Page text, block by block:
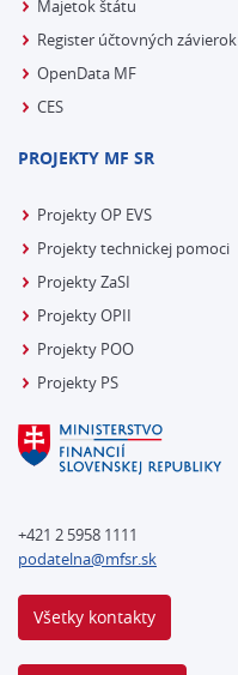
Majetok štátu
Register účtovných závierok
OpenData MF
CES
PROJEKTY MF SR
Projekty OP EVS
Projekty technickej pomoci
Projekty ZaSI
Projekty OPII
Projekty POO
Projekty PS
+421 2 5958 1111
podatelna@mfsr.sk
Všetky kontakty